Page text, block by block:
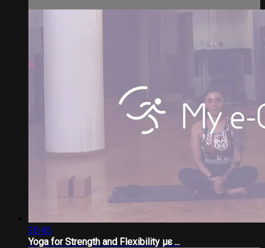
30:45
Yoga for Strength and Flexibility με ...